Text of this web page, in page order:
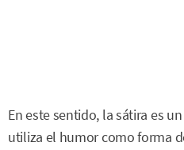
En este sentido, la sátira es
utiliza el humor como forma